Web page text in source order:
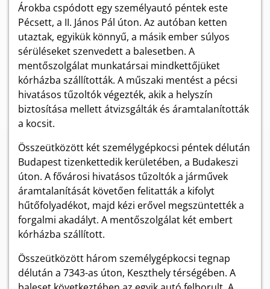
Árokba cspódott egy személyautó péntek este
Pécsett, a II. János Pál úton. Az autóban ketten
utaztak, egyikük könnyű, a másik ember súlyos
sérüléseket szenvedett a balesetben. A
mentőszolgálat munkatársai mindkettőjüket
kórházba szállították. A műszaki mentést a pécsi
hivatásos tűzoltók végezték, akik a helyszín
biztosítása mellett átvizsgálták és áramtalanították
a kocsit.
Összeütközött két személygépkocsi péntek délután
Budapest tizenkettedik kerületében, a Budakeszi
úton. A fővárosi hivatásos tűzoltók a járművek
áramtalanítását követően felitatták a kifolyt
hűtőfolyadékot, majd kézi erővel megszüntették a
forgalmi akadályt. A mentőszolgálat két embert
kórházba szállított.
Összeütközött három személygépkocsi tegnap
délután a 7343-as úton, Keszthely térségében. A